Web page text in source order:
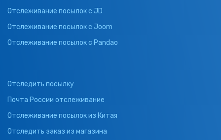
Отслеживание посылок с JD
Отслеживание посылок с Joom
Отслеживание посылок с Pandao
Отследить посылку
Почта России отслеживание
Отслеживание посылок из Китая
Отследить заказ из магазина